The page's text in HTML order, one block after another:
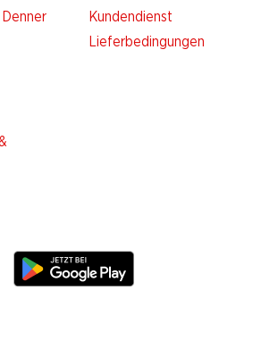
Kundendienst
Lieferbedingungen